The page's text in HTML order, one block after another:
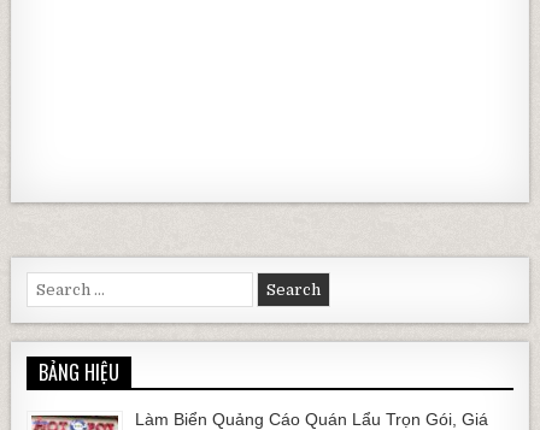
Search for:
BẢNG HIỆU
Làm Biển Quảng Cáo Quán Lẩu Trọn Gói, Giá